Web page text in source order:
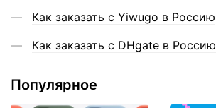
Как заказать с Yiwugo в Россию
Как заказать с DHgate в Россию
Популярное